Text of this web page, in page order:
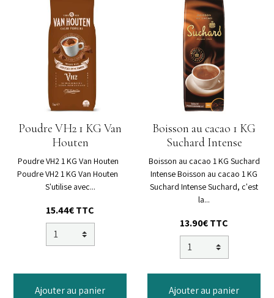
Poudre VH2 1 KG Van
Houten
Poudre VH2 1 KG Van Houten
Poudre VH2 1 KG Van Houten
S'utilise avec...
15.44€ TTC
Ajouter au panier
Boisson au cacao 1 KG
Suchard Intense
Boisson au cacao 1 KG Suchard
Intense Boisson au cacao 1 KG
Suchard Intense Suchard, c'est
la...
13.90€ TTC
Ajouter au panier